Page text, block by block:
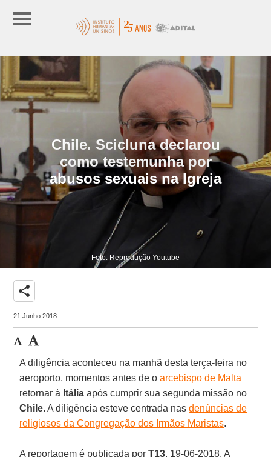
Chile. Scicluna declarou
como testemunha por
abusos sexuais na Igreja
Foto: Reprodução Youtube
share
21 Junho 2018
A diligência aconteceu na manhã desta terça-feira no
aeroporto, momentos antes de oarcebispo de Malta
retornar à Itália após cumprir sua segunda missão no
Chile. A diligência esteve centrada nasdenúncias de
religiosos da Congregação dos Irmãos Maristas.
A reportagem é publicada porT13, 19-06-2018. A